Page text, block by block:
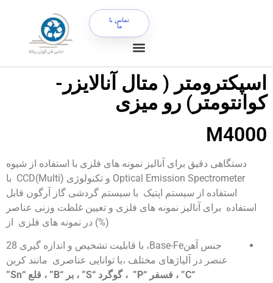
تماس با
ما
اسپکترومتر ( متال آنالایزر-
کوانتومتر) رو میزی
M4000
دستگاهی دقیق برای آنالیز نمونه های فلزی با استفاده از شیوه
Optical Emission Spectrometer و تکنولوژی (Multi)CCD با
استفاده از سیستم اپتیک با سیستم گردشی گاز آرگون قابل
استفاده برای آنالیز نمونه های فلزی و تعیین غلظت وزنی عناصر
(%) در نمونه های فلزی از
جنس آهنBase-Fe، با قابلیت تشخیص و اندازه گیری 28
عنصر در آلیاژهای مختلف ،با توانایی عناصری مانند کربن
“C”
، فسفر “P” ، گوگرد “S” ، بر “B” ، قلع “Sn”